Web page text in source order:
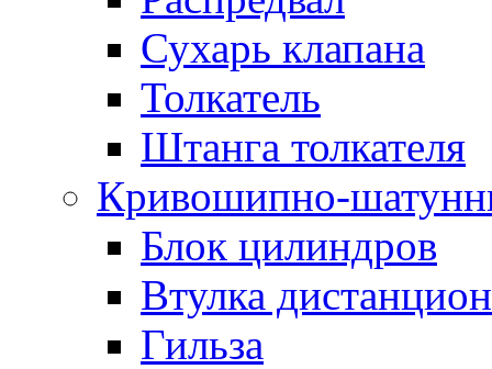
Сухарь клапана
Толкатель
Штанга толкателя
Кривошипно-
Блок цилиндров
Втулка
Гильза